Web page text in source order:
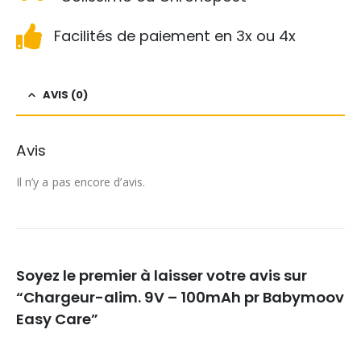
Facilités de paiement en 3x ou 4x
AVIS (0)
Avis
Il n’y a pas encore d’avis.
Soyez le premier à laisser votre avis sur
“Chargeur-alim. 9V – 100mAh pr Babymoov
Easy Care”